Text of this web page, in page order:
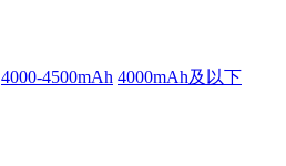
4000-4500mAh 4000mAh及以下